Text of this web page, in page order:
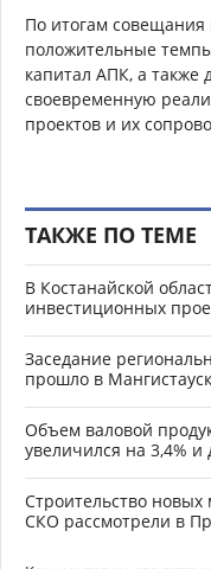
По итогам совещания
положительные
капитал АПК, а также
своевременную
проектов и их
ТАКЖЕ ПО ТЕМЕ
В Костанайской
инвестиционных
Заседание
прошло в
Объем валовой
увеличился на 3,4% и
Строительство
СКО рассмотрели в